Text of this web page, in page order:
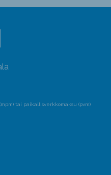
tai paikallisverkkomaksu (pvm)